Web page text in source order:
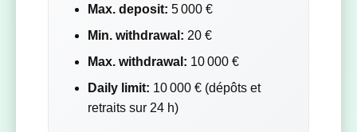
Max. deposit: 5 000 €
Min. withdrawal: 20 €
Max. withdrawal: 10 000 €
Daily limit: 10 000 € (dépôts et
retraits sur 24 h)